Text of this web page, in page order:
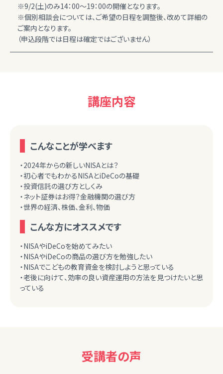
※9/2(土)のみ14：00～19：00の開催となります。
※個別相談会については、ご希望の日程を調整後、改めて詳細の
ご案内となります。
（申込段階では日程は確定ではございません）
講座内容
こんなことが学べます
・2024年からの新しいNISAとは？
・初心者でもわかるNISAとiDeCoの基礎
・投資信託の選び方としくみ
・ネット証券はお得？金融機関の選び方
・世界の経済、株価、金利、物価
こんな方にオススメです
・NISAやiDeCoを始めてみたい
・NISAやiDeCoの商品の選び方を勉強したい
・NISAでこどもの教育資金を検討しようと思っている
・老後に向けて、効率の良い資産運用の方法を見つけたいと思
っている
受講者の声